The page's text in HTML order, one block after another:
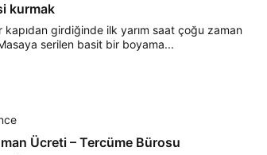
kurmak
kapıdan girdiğinde ilk yarım saat çoğu zaman
serilen basit bir boyama...
Ücreti – Tercüme Bürosu